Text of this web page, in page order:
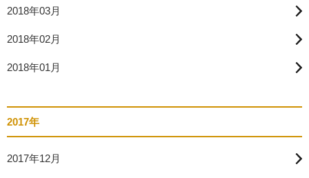
2018年03月
2018年02月
2018年01月
2017年
2017年12月